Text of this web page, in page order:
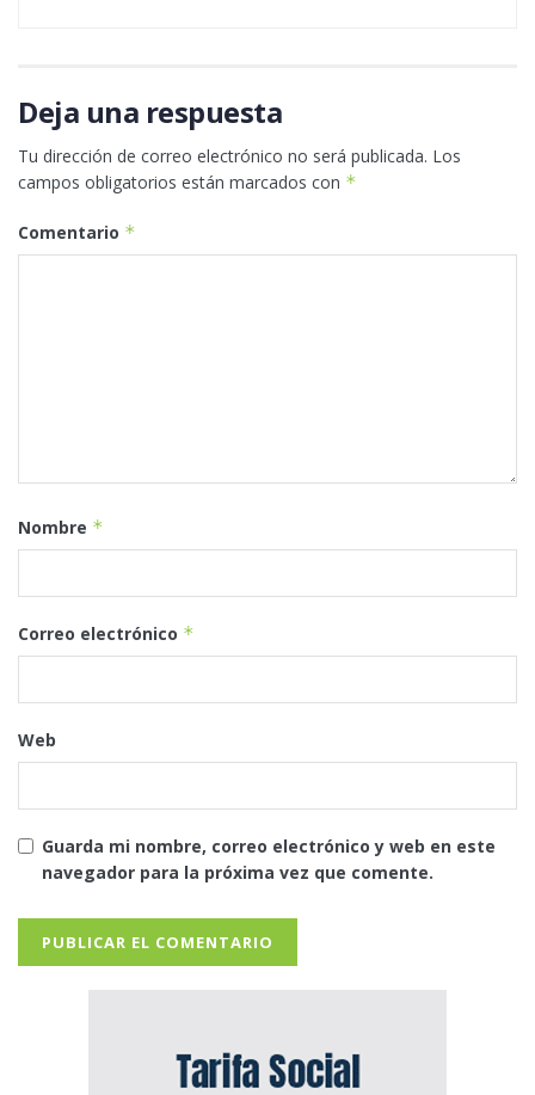
Deja una respuesta
Tu dirección de correo electrónico no será publicada. Los
campos obligatorios están marcados con *
Comentario *
Nombre *
Correo electrónico *
Web
Guarda mi nombre, correo electrónico y web en este
navegador para la próxima vez que comente.